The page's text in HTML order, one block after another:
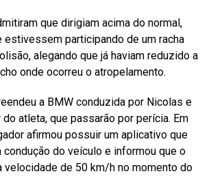
que dirigiam acima do normal,
estivessem participando de um racha
alegando que já haviam reduzido a
onde ocorreu o atropelamento.
a BMW conduzida por Nicolas e
atleta, que passarão por perícia. Em
afirmou possuir um aplicativo que
do veículo e informou que o
velocidade de 50 km/h no momento do